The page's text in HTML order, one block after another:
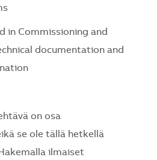
in Commissioning and
documentation and
on osa
se ole tällä hetkellä
ilmaiset